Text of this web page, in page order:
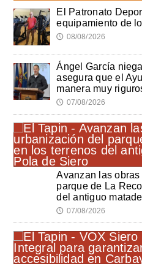
El Patronato
equipamiento de
🕔 08/08/2026
Ángel García
asegura que el
manera muy
🕔 07/08/2026
Avanzan las
parque de La
del antiguo
🕔 07/08/2026